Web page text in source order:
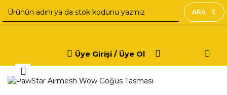
ARA
Üye Girişi / Üye Ol